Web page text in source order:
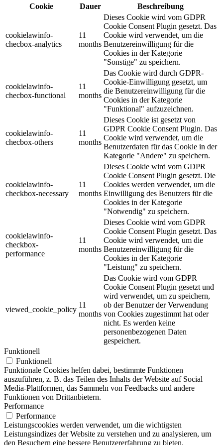
Cookie
Dauer Beschreibung
cookielawinfo-
checbox-analytics
11
months
Dieses Cookie wird vom GDPR
Cookie Consent Plugin gesetzt. Das
Cookie wird verwendet, um die
Benutzereinwilligung für die
Cookies in der Kategorie
"Sonstige" zu speichern.
cookielawinfo-
checbox-functional
11
months
Das Cookie wird durch GDPR-
Cookie-Einwilligung gesetzt, um
die Benutzereinwilligung für die
Cookies in der Kategorie
"Funktional" aufzuzeichnen.
cookielawinfo-
checbox-others
11
months
Dieses Cookie ist gesetzt von
GDPR Cookie Consent Plugin. Das
Cookie wird verwendet, um die
Benutzerdaten für das Cookie in der
Kategorie "Andere" zu speichern.
cookielawinfo-
checkbox-necessary
11
months
Dieses Cookie wird vom GDPR
Cookie Consent Plugin gesetzt. Die
Cookies werden verwendet, um die
Einwilligung des Benutzers für die
Cookies in der Kategorie
"Notwendig" zu speichern.
cookielawinfo-
checkbox-
performance
11
months
Dieses Cookie wird vom GDPR
Cookie Consent Plugin gesetzt. Das
Cookie wird verwendet, um die
Benutzereinwilligung für die
Cookies in der Kategorie
"Leistung" zu speichern.
viewed_cookie_policy
11
months
Das Cookie wird vom GDPR
Cookie Consent Plugin gesetzt und
wird verwendet, um zu speichern,
ob der Benutzer der Verwendung
von Cookies zugestimmt hat oder
nicht. Es werden keine
personenbezogenen Daten
gespeichert.
Funktionell
Funktionell
Funktionale Cookies helfen dabei, bestimmte Funktionen
auszuführen, z. B. das Teilen des Inhalts der Website auf Social
Media-Plattformen, das Sammeln von Feedbacks und andere
Funktionen von Drittanbietern.
Performance
Performance
Leistungscookies werden verwendet, um die wichtigsten
Leistungsindizes der Website zu verstehen und zu analysieren, um
den Besuchern eine bessere Benutzererfahrung zu bieten.